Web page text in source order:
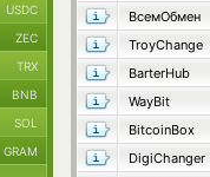
ВсемОбмен
TroyChange
BarterHub
WayBit
BitcoinBox
DigiChanger
USDC
ZEC
TRX
BNB
SOL
GRAM